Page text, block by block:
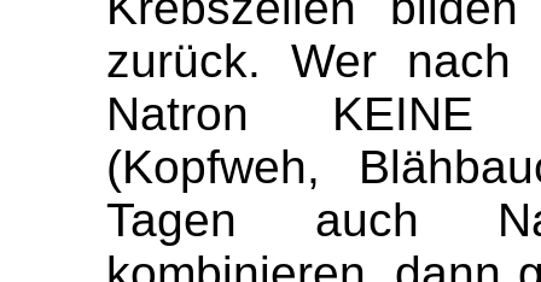
zurück. Wer nach
Natron KEINE
(Kopfweh,
Tagen auch